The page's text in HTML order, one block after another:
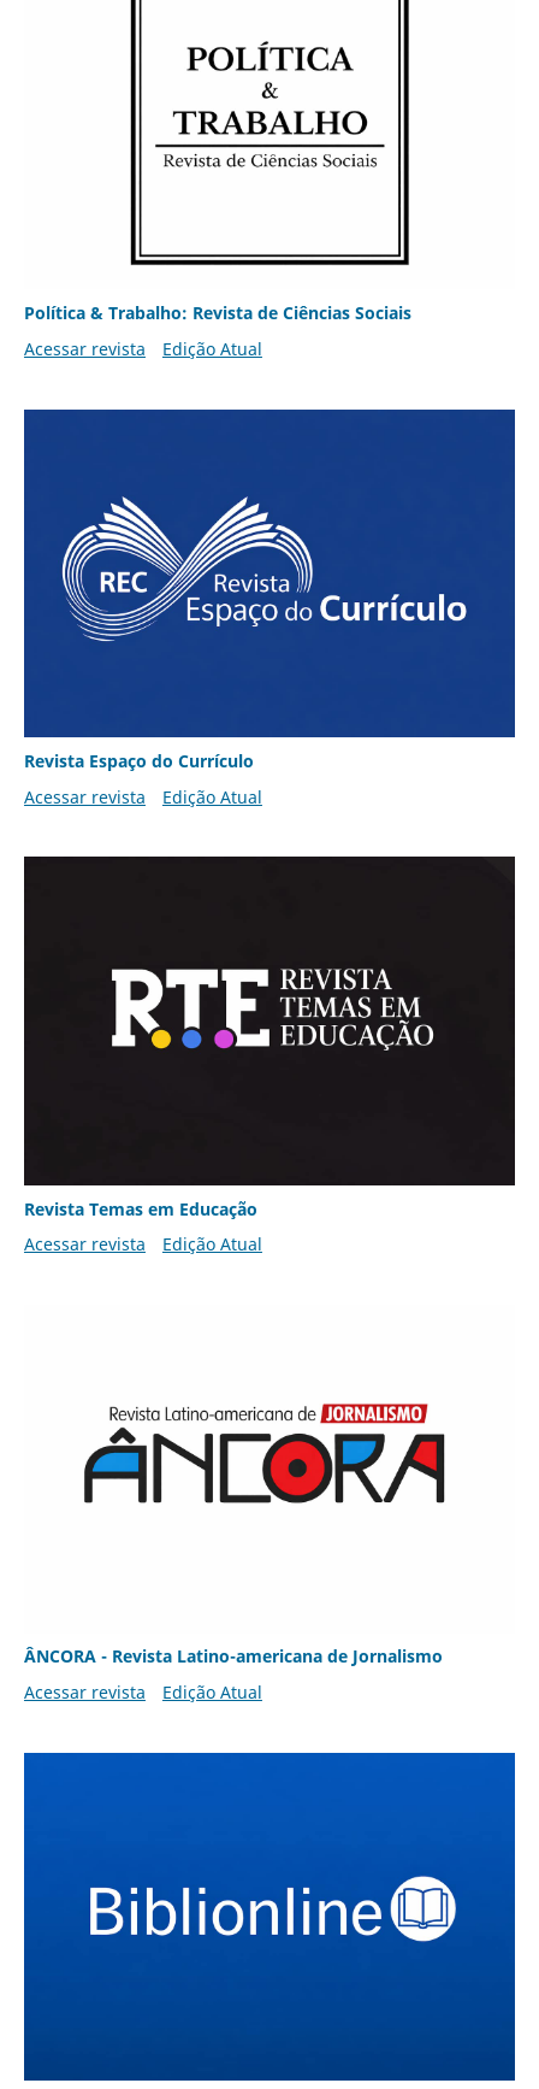
Política & Trabalho: Revista de Ciências Sociais
Acessar revista
Edição Atual
Revista Espaço do Currículo
Acessar revista
Edição Atual
Revista Temas em Educação
Acessar revista
Edição Atual
ÂNCORA - Revista Latino-americana de Jornalismo
Acessar revista
Edição Atual